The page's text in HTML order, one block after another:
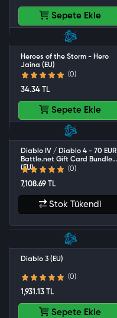
Sepete Ekle
Heroes of the Storm - Hero
Jaina (EU)
(0)
34.34 TL
Sepete Ekle
Diablo IV / Diablo 4 - 70 EUR
Battle.net Gift Card Bundle
(EU)
(0)
7,108.69 TL
Stok Tükendi
Diablo 3 (EU)
(0)
1,931.13 TL
Sepete Ekle